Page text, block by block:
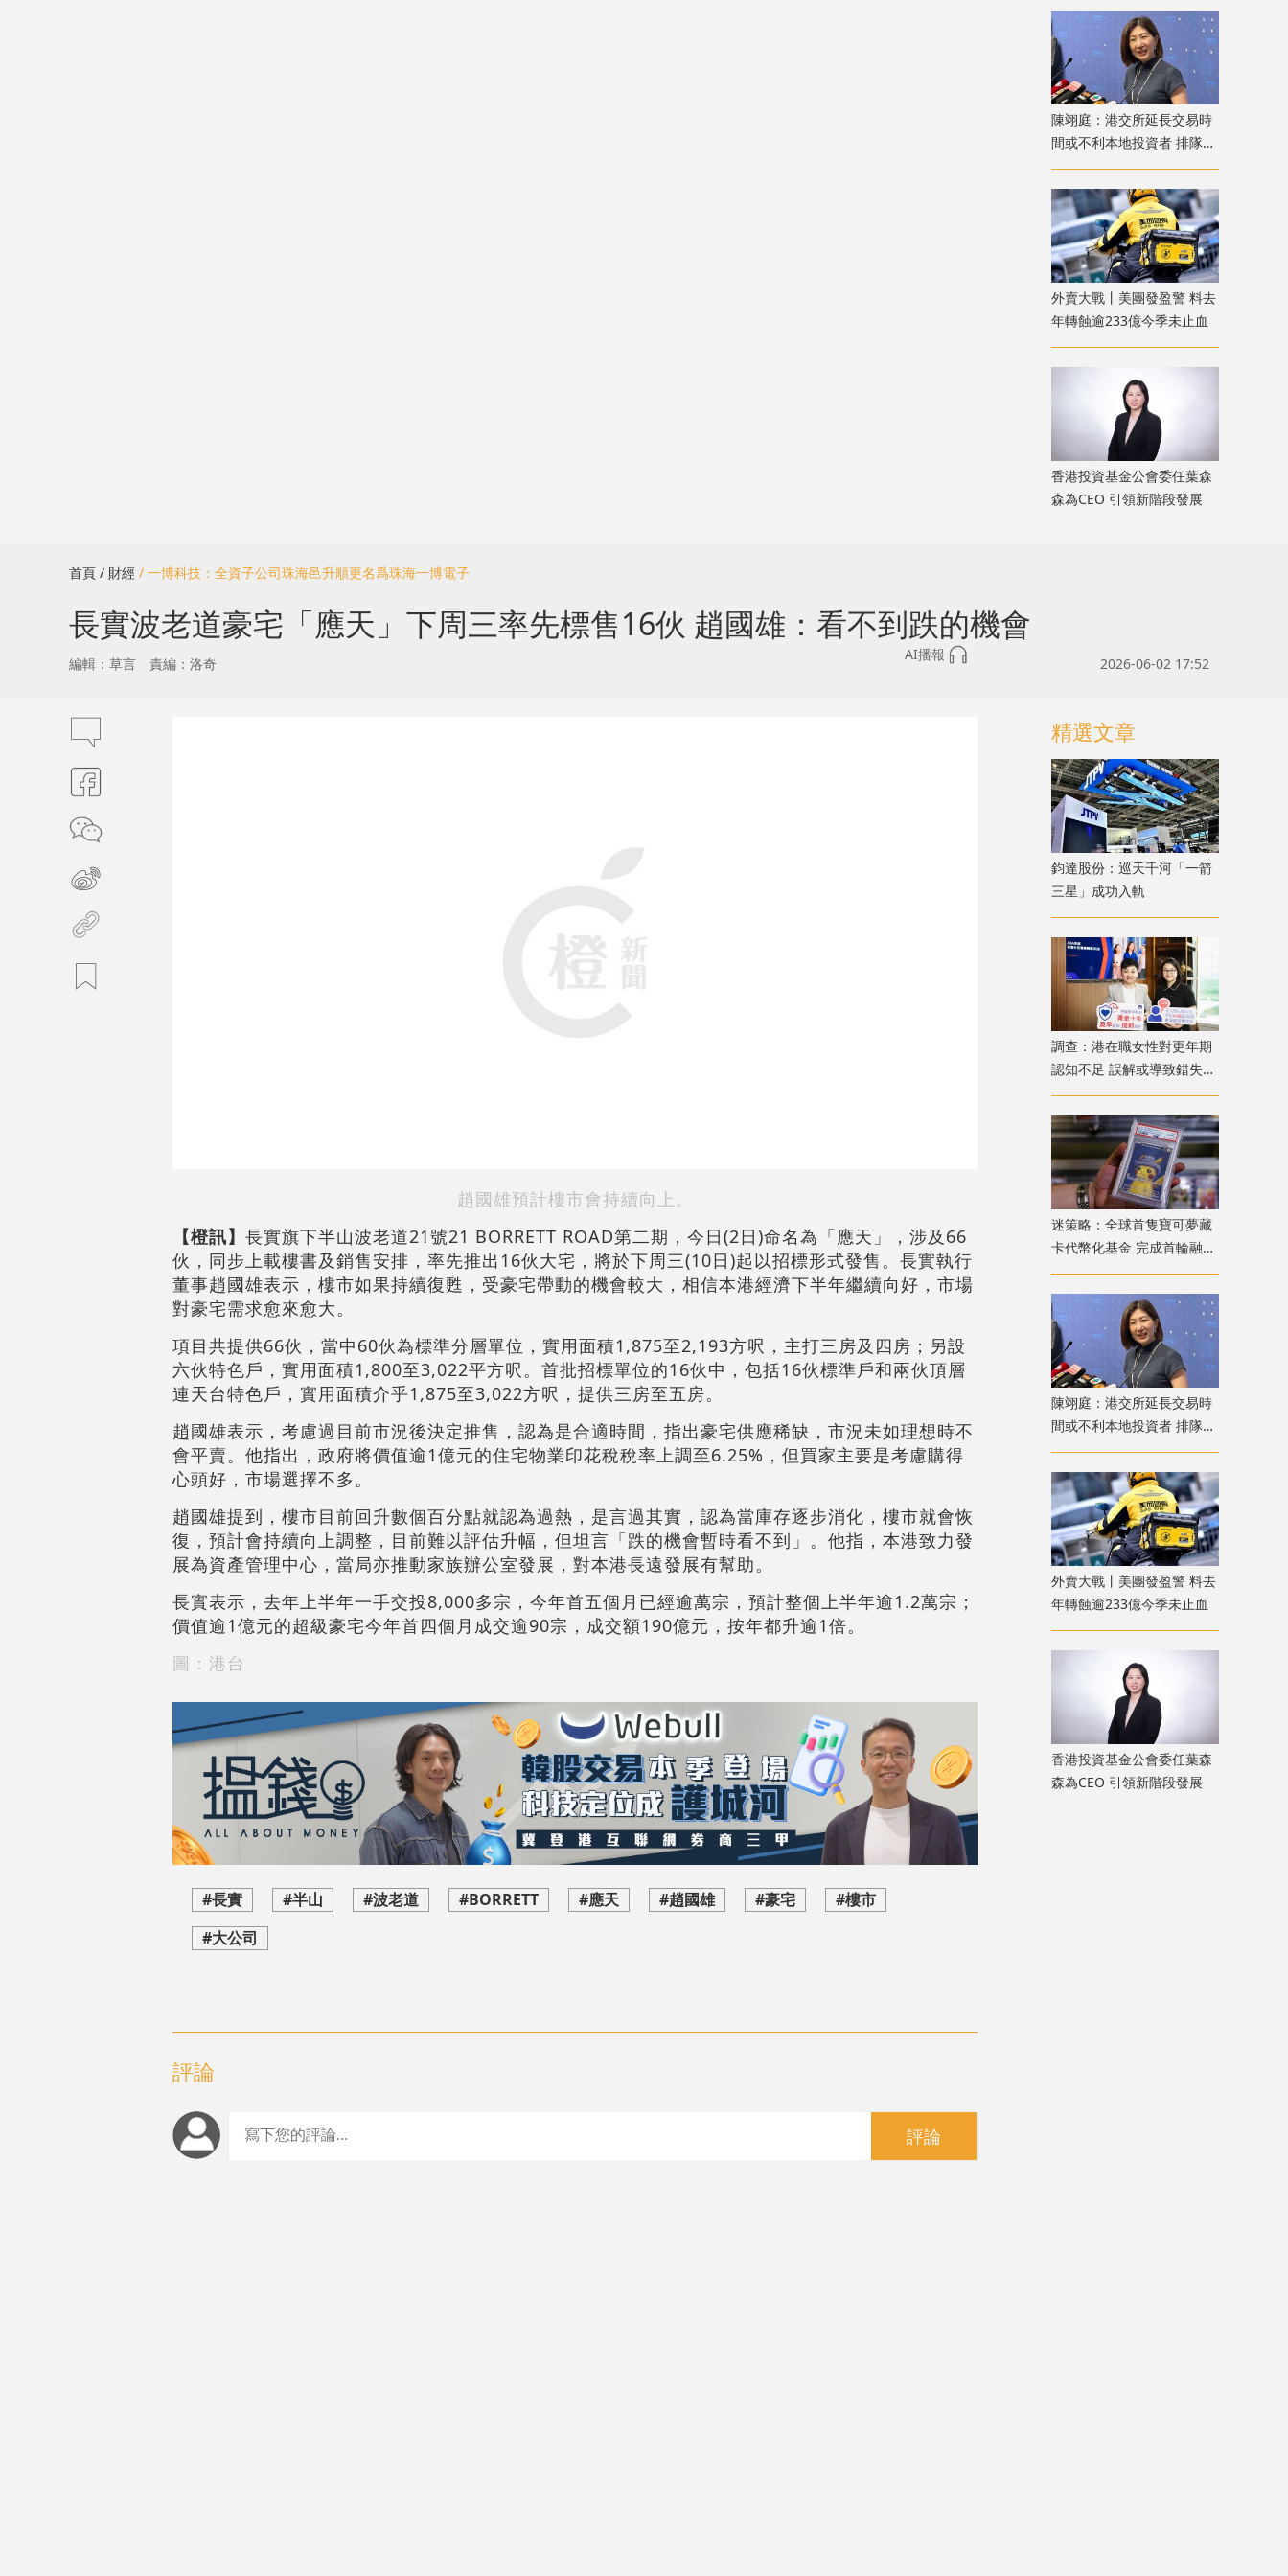
陳翊庭：港交所延長交易時
間或不利本地投資者 排隊上
市公司數量創新高
外賣大戰丨美團發盈警 料去
年轉蝕逾233億今季未止血
香港投資基金公會委任葉森
森為CEO 引領新階段發展
首頁 / 財經 / 一博科技：全資子公司珠海邑升順更名爲珠海一博電子
長實波老道豪宅「應天」下周三率先標售16伙 趙國雄：看不到跌的機會
AI播報
編輯：草言 責編：洛奇 2026-06-02 17:52
趙國雄預計樓市會持續向上。
【橙訊】 長實旗下半山波老道21號21 BORRETT ROAD第二期，今日(2日)命名為「應天」，涉及66
伙，同步上載樓書及銷售安排，率先推出16伙大宅，將於下周三(10日)起以招標形式發售。長實執行
董事趙國雄表示，樓市如果持續復甦，受豪宅帶動的機會較大，相信本港經濟下半年繼續向好，市場
對豪宅需求愈來愈大。
項目共提供66伙，當中60伙為標準分層單位，實用面積1,875至2,193方呎，主打三房及四房；另設
六伙特色戶，實用面積1,800至3,022平方呎。首批招標單位的16伙中，包括16伙標準戶和兩伙頂層
連天台特色戶，實用面積介乎1,875至3,022方呎，提供三房至五房。
趙國雄表示，考慮過目前市況後決定推售，認為是合適時間，指出豪宅供應稀缺，市況未如理想時不
會平賣。他指出，政府將價值逾1億元的住宅物業印花稅稅率上調至6.25%，但買家主要是考慮購得
心頭好，市場選擇不多。
趙國雄提到，樓市目前回升數個百分點就認為過熱，是言過其實，認為當庫存逐步消化，樓市就會恢
復，預計會持續向上調整，目前難以評估升幅，但坦言「跌的機會暫時看不到」。他指，本港致力發
展為資產管理中心，當局亦推動家族辦公室發展，對本港長遠發展有幫助。
長實表示，去年上半年一手交投8,000多宗，今年首五個月已經逾萬宗，預計整個上半年逾1.2萬宗；
價值逾1億元的超級豪宅今年首四個月成交逾90宗，成交額190億元，按年都升逾1倍。
圖：港台
#長實 #半山 #波老道 #BORRETT #應天 #趙國雄 #豪宅
#樓市
#大公司
評論
評論
精選文章
鈞達股份：巡天千河「一箭
三星」成功入軌
調查：港在職女性對更年期
認知不足 誤解或導致錯失
「黃金預防期」
迷策略：全球首隻寶可夢藏
卡代幣化基金 完成首輪融資
兼獲超購
陳翊庭：港交所延長交易時
間或不利本地投資者 排隊上
市公司數量創新高
外賣大戰丨美團發盈警 料去
年轉蝕逾233億今季未止血
香港投資基金公會委任葉森
森為CEO 引領新階段發展